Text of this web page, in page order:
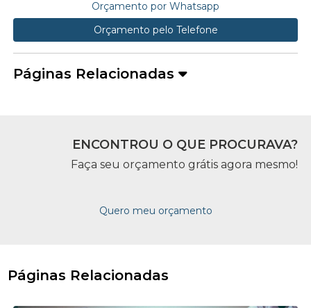
Orçamento por Whatsapp
Orçamento pelo Telefone
Páginas Relacionadas
ENCONTROU O QUE PROCURAVA?
Faça seu orçamento grátis agora mesmo!
Quero meu orçamento
Páginas Relacionadas